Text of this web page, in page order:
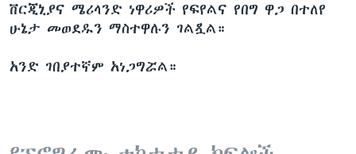
ቨርጂኒያና ሜሪላንድ ነዋሪዎች የፍየልና የበግ ዋጋ በተለየ
ሁኔታ መወደዱን ማስተዋሉን ገልጿል።
አንድ ገበያተኛም አነጋግሯል።